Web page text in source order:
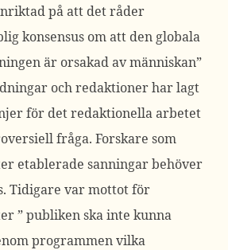
på att det råder
konsensus om att den globala
är orsakad av människan”
och redaktioner har lagt
för det redaktionella arbetet
fråga. Forskare som
etablerade sanningar behöver
Tidigare var mottot för
” publiken ska inte kunna
programmen vilka